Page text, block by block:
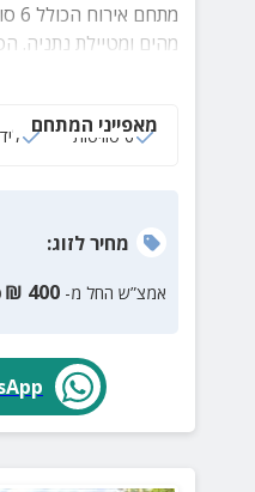
מהים ומטיילת נתניה.
מטבחון מאובזר, חדר
מאפייני המתחם
6 סוויטות
מחירלזוג:
אמצ”ש החל מ- 400
₪